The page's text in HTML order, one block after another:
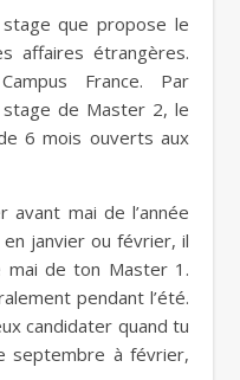
que propose le
affaires étrangères.
France. Par
de Master 2, le
6 mois ouverts aux
avant mai de l’année
janvier ou février, il
mai de ton Master 1.
pendant l’été.
candidater quand tu
septembre à février,